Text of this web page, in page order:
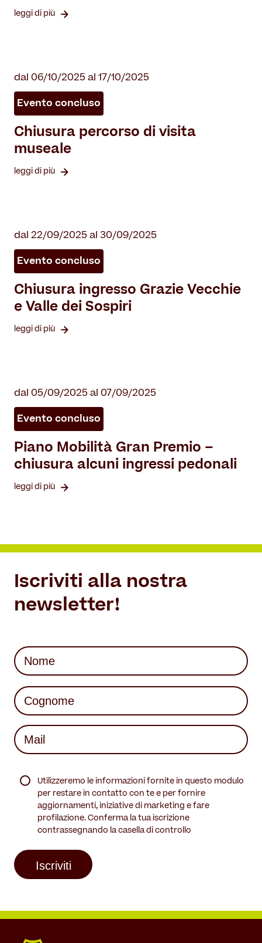
leggi di più
dal 06/10/2025 al 17/10/2025
Evento concluso
Chiusura percorso di visita
museale
leggi di più
dal 22/09/2025 al 30/09/2025
Evento concluso
Chiusura ingresso Grazie Vecchie
e Valle dei Sospiri
leggi di più
dal 05/09/2025 al 07/09/2025
Evento concluso
Piano Mobilità Gran Premio –
chiusura alcuni ingressi pedonali
leggi di più
Iscriviti alla nostra
newsletter!
Nome
(Required)
Last
Mail
(Required)
Utilizzeremo le informazioni fornite in questo modulo
per restare in contatto con te e per fornire
aggiornamenti, iniziative di marketing e fare
profilazione. Conferma la tua iscrizione
contrassegnando la casella di controllo